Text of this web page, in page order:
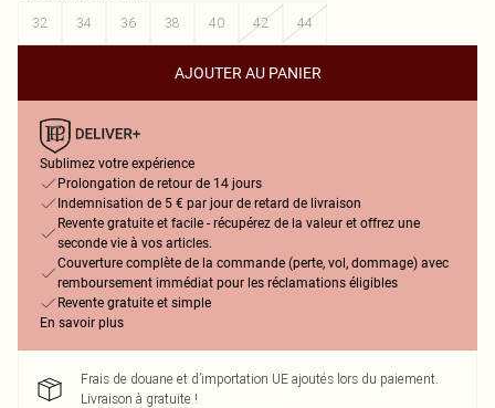
32
34 36 38 40 42 44
AJOUTER AU PANIER
Sublimez votre expérience
Prolongation de retour de 14 jours
Indemnisation de 5 € par jour de retard de livraison
Revente gratuite et facile - récupérez de la valeur et offrez une
seconde vie à vos articles.
Couverture complète de la commande (perte, vol, dommage) avec
remboursement immédiat pour les réclamations éligibles
Revente gratuite et simple
En savoir plus
Frais de douane et d’importation UE ajoutés lors du paiement.
Livraison à gratuite !